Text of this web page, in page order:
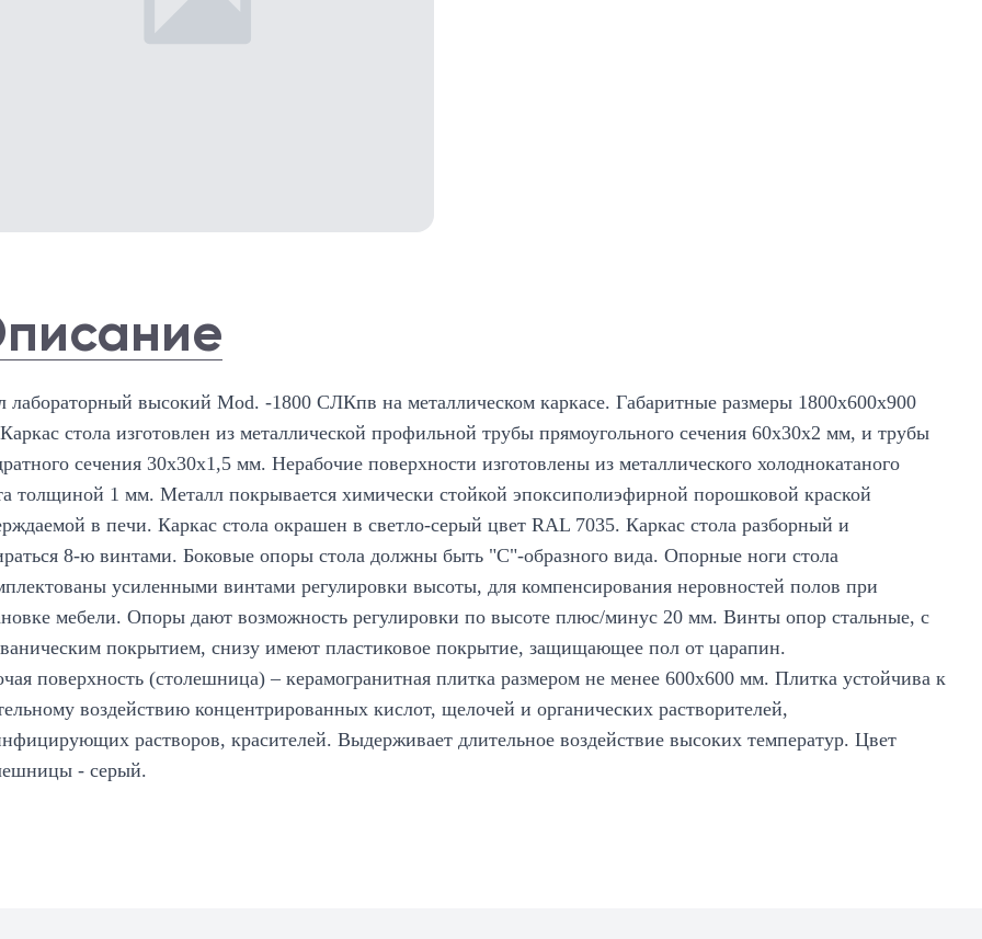
лабораторный высокий Mod. -1800 СЛКпв на металлическом каркасе. Габаритные размеры 1800х600х900
стола изготовлен из металлической профильной трубы прямоугольного сечения 60х30х2 мм, и трубы
сечения 30х30х1,5 мм. Нерабочие поверхности изготовлены из металлического холоднокатаного
толщиной 1 мм. Металл покрывается химически стойкой эпоксиполиэфирной порошковой краской
в печи. Каркас стола окрашен в светло-серый цвет RAL 7035. Каркас стола разборный и
8-ю винтами. Боковые опоры стола должны быть "С"-образного вида. Опорные ноги стола
усиленными винтами регулировки высоты, для компенсирования неровностей полов при
мебели. Опоры дают возможность регулировки по высоте плюс/минус 20 мм. Винты опор стальные, с
покрытием, снизу имеют пластиковое покрытие, защищающее пол от царапин.
поверхность (столешница) – керамогранитная плитка размером не менее 600х600 мм. Плитка устойчива к
воздействию концентрированных кислот, щелочей и органических растворителей,
растворов, красителей. Выдерживает длительное воздействие высоких температур. Цвет
- серый.